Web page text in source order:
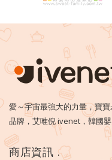
愛～宇宙最強大的力量，寶
品牌，艾唯倪 ivenet，韓國
商店資訊 .